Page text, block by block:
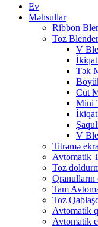
Ev
Məhsullar
Ribbon
Toz Blender
V
İkiqat
Tək
Cüt
Mini
V
Titrəmə
Avtomatik
Toz
Qranulların
Tam
Toz
Avtomatik
Avtomatik